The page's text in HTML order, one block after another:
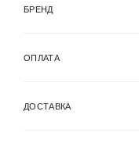
БРЕНД
ОПЛАТА
ДОСТАВКА